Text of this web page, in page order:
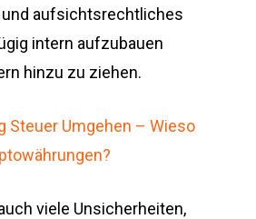
aufsichtsrechtliches
intern aufzubauen
hinzu zu ziehen.
Steuer Umgehen – Wieso
viele Unsicherheiten,